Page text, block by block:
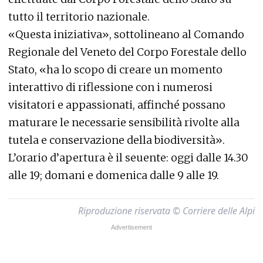
tutto il territorio nazionale.
«Questa iniziativa», sottolineano al Comando
Regionale del Veneto del Corpo Forestale dello
Stato, «ha lo scopo di creare un momento
interattivo di riflessione con i numerosi
visitatori e appassionati, affinché possano
maturare le necessarie sensibilità rivolte alla
tutela e conservazione della biodiversità».
L’orario d’apertura è il seuente: oggi dalle 14.30
alle 19; domani e domenica dalle 9 alle 19.
Riproduzione riservata © Corriere delle Alpi